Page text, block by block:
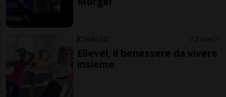
CHIASSO 2 ore 1
Ellevel, il benessere da vivere
insieme